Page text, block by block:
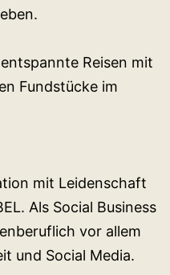
Reisen mit
Fundstücke im
mit Leidenschaft
Als Social Business
vor allem
und Social Media.